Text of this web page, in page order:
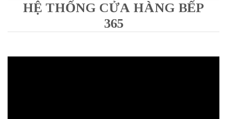
HỆ THỐNG CỬA HÀNG BẾP
365